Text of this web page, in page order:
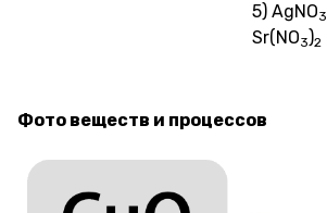
5) AgNO3
Sr(NO3)2
Фото веществ и процессов